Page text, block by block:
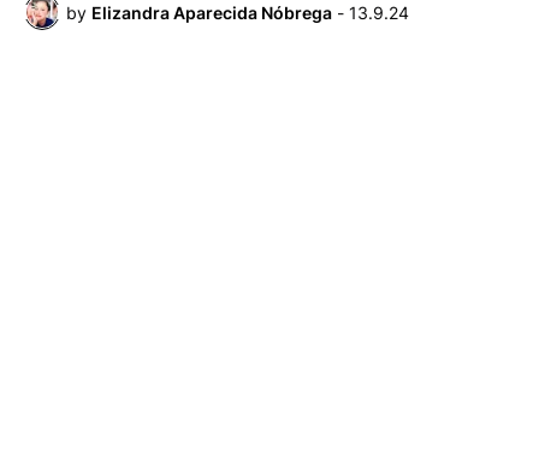
by Elizandra Aparecida Nóbrega - 13.9.24